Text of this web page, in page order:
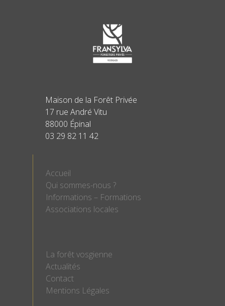
Maison de la Forêt Privée
17 rue André Vitu
88000 Épinal
03 29 82 11 42
Accueil
Qui sommes-nous ?
Informations – Formations
Associations locales
La forêt vosgienne
Actualités
Contact
Mentions Légales